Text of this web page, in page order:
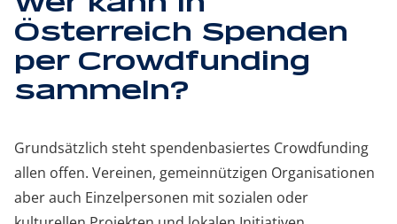
Österreich Spenden
per Crowdfunding
sammeln?
Grundsätzlich steht spendenbasiertes Crowdfunding
allen offen. Vereinen, gemeinnützigen Organisationen
aber auch Einzelpersonen mit sozialen oder